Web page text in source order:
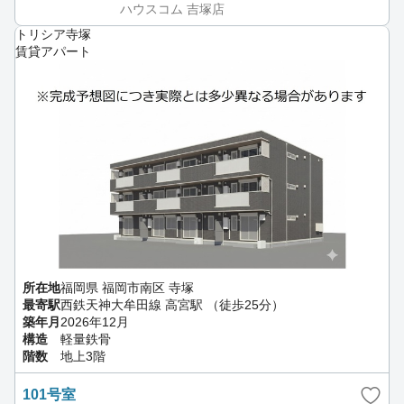
ハウスコム 吉塚店
トリシア寺塚
賃貸アパート
所在地福岡県 福岡市南区 寺塚
最寄駅西鉄天神大牟田線 高宮駅 （徒歩25分）
築年月2026年12月
構造
軽量鉄骨
階数
地上3階
101号室